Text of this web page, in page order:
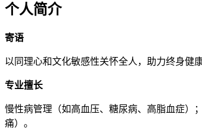
个人简介
寄语
以同理心和文化敏感性关怀全人，助力终身健康
专业擅长
慢性病管理（如高血压、糖尿病、高脂血症）
痛）。